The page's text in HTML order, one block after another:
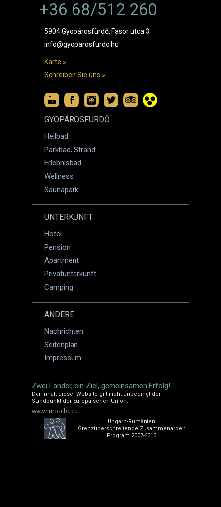
+36 68/512 260
5904 Gyopárosfürdő, Fasor utca 3.
info@gyoparosfurdo.hu
Karte »
Schreiben Sie uns »
GYOPÁROSFÜRDŐ
Heilbad
Parkbad, Strand
Erlebnisbad
Wellness
Saunapark
UNTERKUNFT
Hotel
Pension
Apartment
Privatunterkunft
Camping
ANDERE
Nachrichten
Seitenplan
Impressum
Zwei Länder, ein Ziel, gemeinsamen Erfolg!
Der Inhalt dieser Website gilt nicht unbedingt der
Standpunkt der Europäischen Union.
www.huro-cbc.eu
Ungarn-Rumänien
Grenzüberschreitende Zusammenarbeit
Program 2007-2013